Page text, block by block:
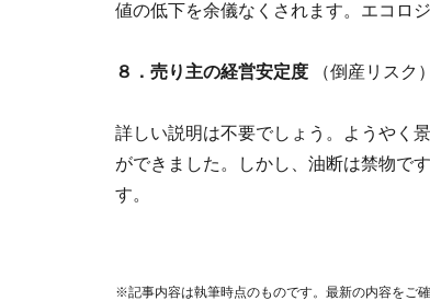
値の低下を余儀なくされます。エコロ
８．売り主の経営安定度 （倒産リスク）
詳しい説明は不要でしょう。ようやく
ができました。しかし、油断は禁物で
す。
※記事内容は執筆時点のものです。最新の内容をご確